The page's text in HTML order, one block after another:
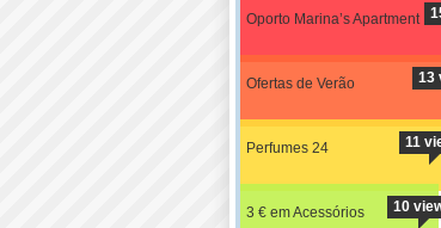
Oporto Marina’s Apartment
Ofertas de Verão 13
Perfumes 24 11
3 € em Acessórios 10